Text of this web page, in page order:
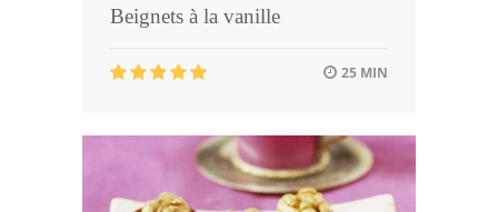
Beignets à la vanille
25 MIN